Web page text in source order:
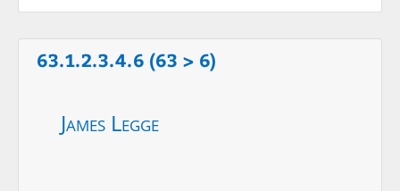
63.1.2.3.4.6 (63 > 6)
James Legge